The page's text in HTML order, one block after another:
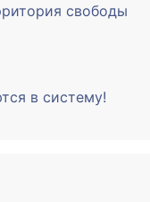
свободы
в систему!